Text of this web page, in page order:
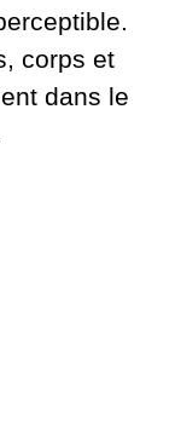
corps et
dans le